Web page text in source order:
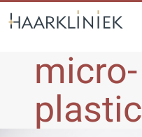
micro-
plastic